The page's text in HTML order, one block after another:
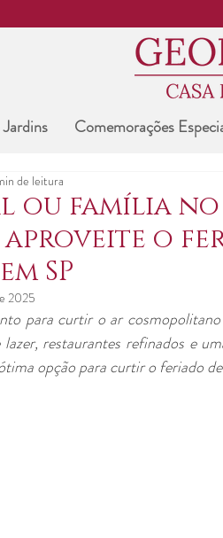
Comemorações
ou família
aproveite o
SP
de leitura
2025
para curtir o ar
restaurantes refinados e
opção para curtir o feriado